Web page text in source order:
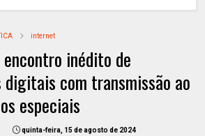
internet
inédito de
com transmissão ao
especiais
quinta-feira, 15 de agosto de 2024